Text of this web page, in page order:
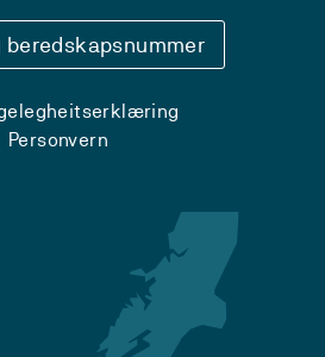
beredskapsnummer
Personvern